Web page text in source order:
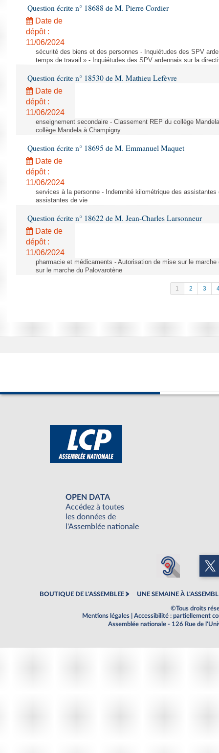
Question écrite n° 18688 de M. Pierre Cordier
Date de
dépôt :
11/06/2024
sécurité des biens et des personnes - Inquiétudes des SPV
temps de travail » - Inquiétudes des SPV ardennais sur la
Question écrite n° 18530 de M. Mathieu Lefèvre
Date de
dépôt :
11/06/2024
enseignement secondaire - Classement REP du collège
collège Mandela à Champigny
Question écrite n° 18695 de M. Emmanuel Maquet
Date de
dépôt :
11/06/2024
services à la personne - Indemnité kilométrique des
assistantes de vie
Question écrite n° 18622 de M. Jean-Charles Larsonneur
Date de
dépôt :
11/06/2024
pharmacie et médicaments - Autorisation de mise sur le
sur le marche du Palovarotène
1 2 3
OPEN DATA
Accédez à toutes
les données de
l'Assemblée nationale
BOUTIQUE DE L'ASSEMBLEE UNE SEMAINE À
©Tous droits
Mentions légales
Accessibilité : partiellement
Assemblée nationale - 126 Rue de